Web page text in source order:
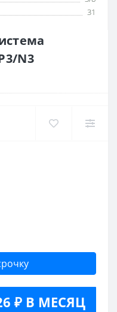
31
N3
₽ В МЕСЯЦ